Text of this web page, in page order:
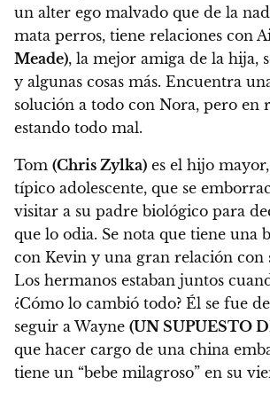
un alter ego malvado que de la
mata perros, tiene relaciones con
Meade), la mejor amiga de la hija,
y algunas cosas más. Encuentra
solución a todo con Nora, pero en
estando todo mal.
Tom (Chris Zylka) es el hijo
típico adolescente, que se
visitar a su padre biológico para
que lo odia. Se nota que tiene una
con Kevin y una gran relación con
Los hermanos estaban juntos
¿Cómo lo cambió todo? Él se fue
seguir a Wayne (UN SUPUESTO
que hacer cargo de una china
tiene un “bebe milagroso” en su